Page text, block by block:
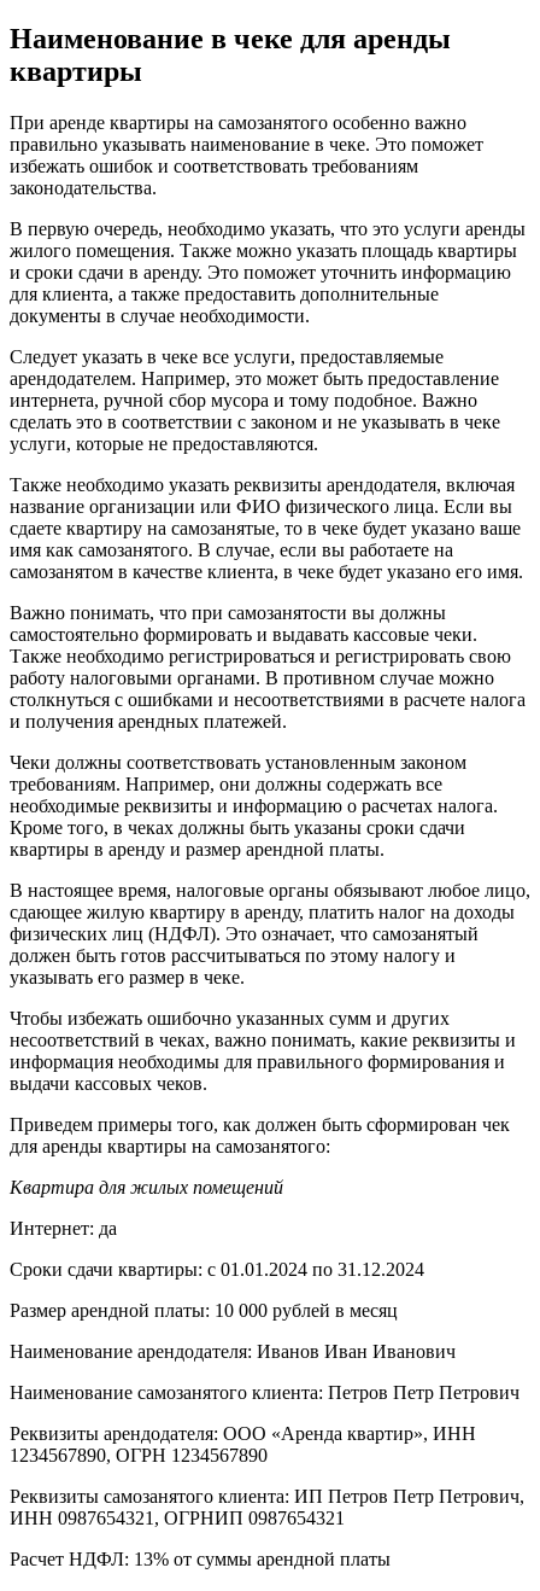
Наименование в чеке для аренды
квартиры
При аренде квартиры на самозанятого особенно важно
правильно указывать наименование в чеке. Это поможет
избежать ошибок и соответствовать требованиям
законодательства.
В первую очередь, необходимо указать, что это услуги аренды
жилого помещения. Также можно указать площадь квартиры
и сроки сдачи в аренду. Это поможет уточнить информацию
для клиента, а также предоставить дополнительные
документы в случае необходимости.
Следует указать в чеке все услуги, предоставляемые
арендодателем. Например, это может быть предоставление
интернета, ручной сбор мусора и тому подобное. Важно
сделать это в соответствии с законом и не указывать в чеке
услуги, которые не предоставляются.
Также необходимо указать реквизиты арендодателя, включая
название организации или ФИО физического лица. Если вы
сдаете квартиру на самозанятые, то в чеке будет указано ваше
имя как самозанятого. В случае, если вы работаете на
самозанятом в качестве клиента, в чеке будет указано его имя.
Важно понимать, что при самозанятости вы должны
самостоятельно формировать и выдавать кассовые чеки.
Также необходимо регистрироваться и регистрировать свою
работу налоговыми органами. В противном случае можно
столкнуться с ошибками и несоответствиями в расчете налога
и получения арендных платежей.
Чеки должны соответствовать установленным законом
требованиям. Например, они должны содержать все
необходимые реквизиты и информацию о расчетах налога.
Кроме того, в чеках должны быть указаны сроки сдачи
квартиры в аренду и размер арендной платы.
В настоящее время, налоговые органы обязывают любое лицо,
сдающее жилую квартиру в аренду, платить налог на доходы
физических лиц (НДФЛ). Это означает, что самозанятый
должен быть готов рассчитываться по этому налогу и
указывать его размер в чеке.
Чтобы избежать ошибочно указанных сумм и других
несоответствий в чеках, важно понимать, какие реквизиты и
информация необходимы для правильного формирования и
выдачи кассовых чеков.
Приведем примеры того, как должен быть сформирован чек
для аренды квартиры на самозанятого:
Квартира для жилых помещений
Интернет: да
Сроки сдачи квартиры: с 01.01.2024 по 31.12.2024
Размер арендной платы: 10 000 рублей в месяц
Наименование арендодателя: Иванов Иван Иванович
Наименование самозанятого клиента: Петров Петр Петрович
Реквизиты арендодателя: ООО «Аренда квартир», ИНН
1234567890, ОГРН 1234567890
Реквизиты самозанятого клиента: ИП Петров Петр Петрович,
ИНН 0987654321, ОГРНИП 0987654321
Расчет НДФЛ: 13% от суммы арендной платы